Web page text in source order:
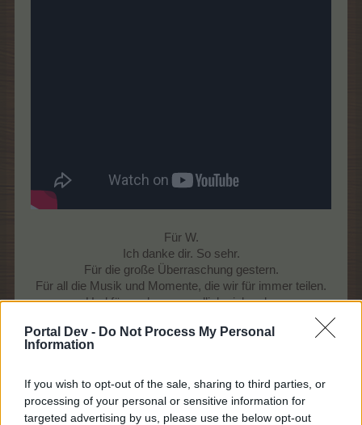
Portal Dev - Do Not Process My Personal
Information
If you wish to opt-out of the sale, sharing to third parties, or
processing of your personal or sensitive information for
targeted advertising by us, please use the below opt-out
Für W.
Ich danke dir. So sehr.
Für die große Überraschung gestern.
Für all die Musik und Momente, die wir für immer teilen.
Und für noch so unendlich viel mehr.
Was für ein Glück sie sind ... diese Menschen, die ihre
Spuren ganz tief in unseren Herzen und unseren Seelen
7 Mai 2023
Magitta7070 schlummerle und lissy_kind gefällt dies.